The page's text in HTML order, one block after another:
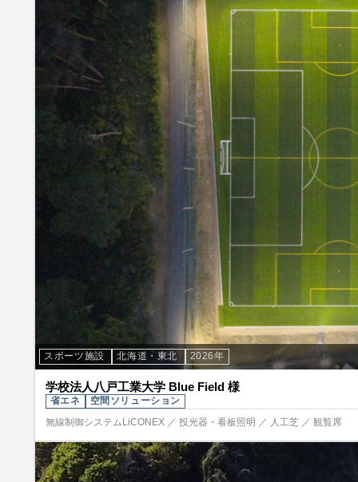
スポーツ施設 北海道・東北 2026年
学校法人八戸工業大学 Blue Field 様
省エネ
空間ソリューション
無線制御システムLiCONEX ／ 投光器・看板照明 ／ 人工芝 ／ 観覧席